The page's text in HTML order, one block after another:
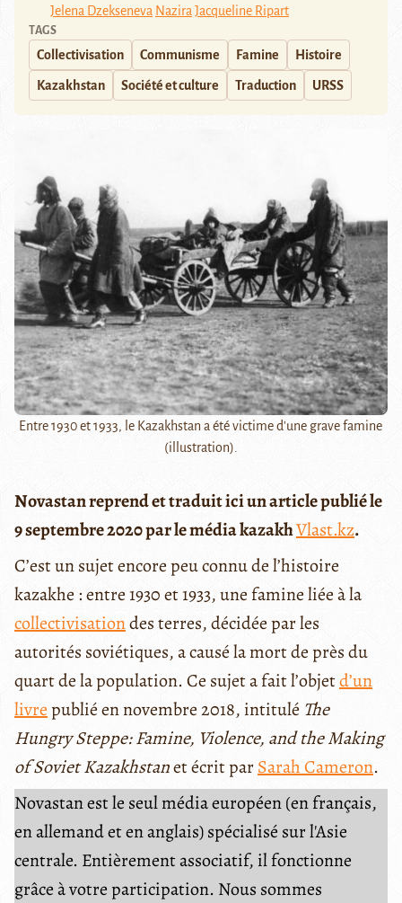
Jelena Dzekseneva Nazira Jacqueline Ripart
TAGS
Collectivisation Communisme Famine Histoire
Kazakhstan Société et culture Traduction URSS
Entre 1930 et 1933, le Kazakhstan a été victime d'une grave famine
(illustration).
Novastan reprend et traduit ici un article publié le
9 septembre 2020 par le média kazakhVlast.kz.
C’est un sujet encore peu connu de l’histoire
kazakhe : entre 1930 et 1933, une famine liée à la
collectivisationdes terres, décidée par les
autorités soviétiques, a causé la mort de près du
quart de la population. Ce sujet a fait l’objetd’un
livrepublié en novembre 2018, intitulé The
Hungry Steppe: Famine, Violence, and the Making
of Soviet Kazakhstanet écrit parSarah Cameron.
Novastan est le seul média européen (en français,
en allemand et en anglais) spécialisé sur l'Asie
centrale. Entièrement associatif, il fonctionne
grâce à votre participation. Nous sommes